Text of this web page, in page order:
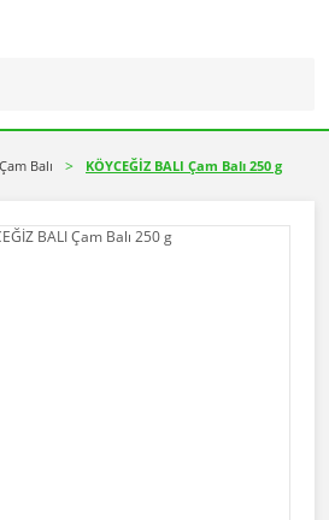
Çam Balı KÖYCEĞİZ BALI Çam Balı 250 g